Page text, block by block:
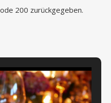
200 zurückgegeben.